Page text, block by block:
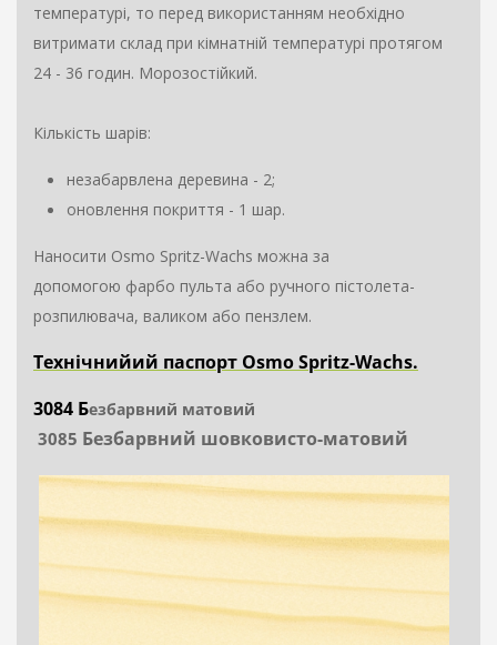
температурі, то перед використанням необхідно
витримати склад при кімнатній температурі протягом
24 - 36 годин. Морозостійкий.
Кількість шарів:
незабарвлена деревина - 2;
оновлення покриття - 1 шар.
Наносити Osmo Spritz-Wachs можна за
допомогою фарбо пульта або ручного пістолета-
розпилювача, валиком або пензлем.
Технічнийий паспорт Osmo Spritz-Wachs.
3084 Безбарвний матовий
3085 Безбарвний шовковисто-матовий